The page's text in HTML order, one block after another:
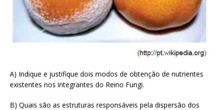
A) Indique e justifique dois modos de obtenção de nutrientes
existentes nos integrantes do Reino Fungi.
B) Quais são as estruturas responsáveis pela dispersão dos